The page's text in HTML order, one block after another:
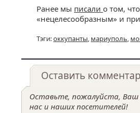
Ранее мы писали о том,
«нецелесообразным» и
Тэги:оккупанты, мариуполь,
Оставить
Оставьте, пожалуйста, Ваш
нас и наших посетителей!